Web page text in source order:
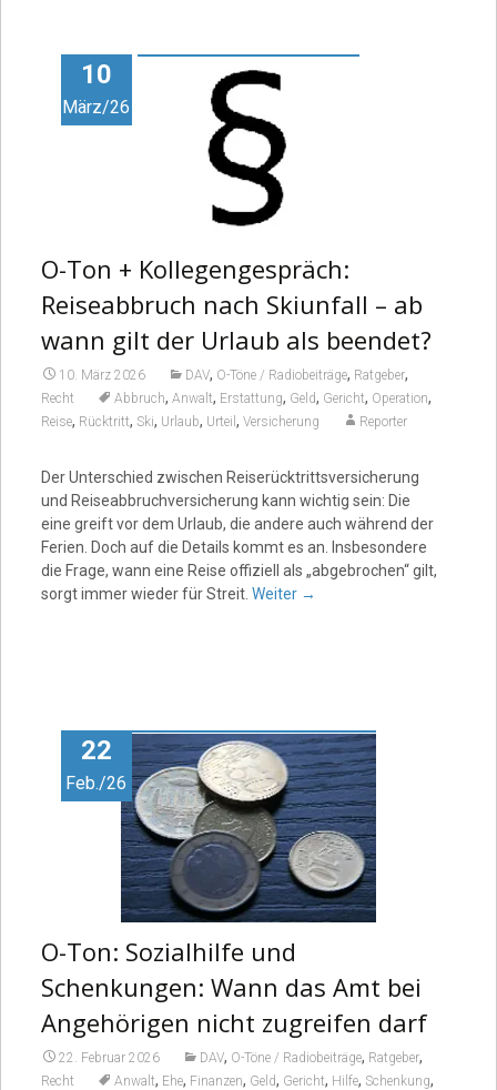
10
März/26
O-Ton + Kollegengespräch:
Reiseabbruch nach Skiunfall – ab
wann gilt der Urlaub als beendet?
10. März 2026 DAV, O-Töne / Radiobeiträge, Ratgeber,
Recht Abbruch, Anwalt, Erstattung, Geld, Gericht, Operation,
Reise, Rücktritt, Ski, Urlaub, Urteil , Versicherung Reporter
Der Unterschied zwischen Reiserücktrittsversicherung
und Reiseabbruchversicherung kann wichtig sein: Die
eine greift vor dem Urlaub, die andere auch während der
Ferien. Doch auf die Details kommt es an. Insbesondere
die Frage, wann eine Reise offiziell als „abgebrochen“ gilt,
sorgt immer wieder für Streit. Weiter →
22
Feb./26
O-Ton: Sozialhilfe und
Schenkungen: Wann das Amt bei
Angehörigen nicht zugreifen darf
22. Februar 2026 DAV, O-Töne / Radiobeiträge, Ratgeber,
Recht Anwalt, Ehe, Finanzen, Geld, Gericht, Hilfe, Schenkung,